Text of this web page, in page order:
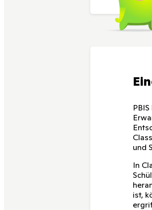
und
In
ist,